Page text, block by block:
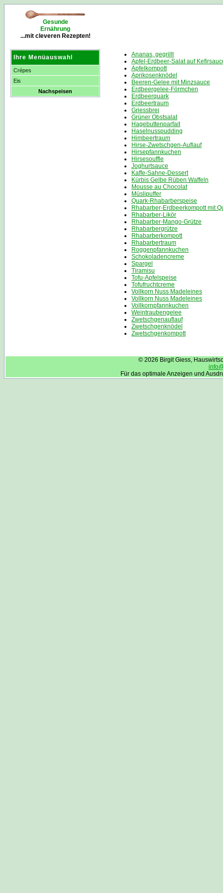
Gesunde
Ernährung
...mit cleveren Rezepten!
Ihre Menüauswahl
Crépes
Eis
Nachspeisen
Ananas, gegrillt
Apfel-Erdbeer-Salat auf
Apfelkompott
Aprikosenknödel
Beeren-Gelee mit Minzsauce
Erdbeergelee-Förmchen
Erdbeerquark
Erdbeertraum
Griessbrei
Grüner Obstsalat
Hagebuttenparfait
Haselnusspudding
Himbeertraum
Hirse-Zwetschgen-Auflauf
Hirsepfannkuchen
Hirsesouffle
Joghurtsauce
Kaffe-Sahne-Dessert
Kürbis Gelbe Rüben Waffeln
Mousse au Chocolat
Müslipuffer
Quark-Rhabarberspeise
Rhabarber-Erdbeerkompott mit
Rhabarber-Likör
Rhabarber-Mango-Grütze
Rhabarbergrütze
Rhabarberkompott
Rhabarbertraum
Roggenpfannkuchen
Schokoladencreme
Spargel
Tiramisu
Tofu-Apfelspeise
Tofufruchtcreme
Vollkorn Nuss Madeleines
Vollkorn Nuss Madeleines
Vollkornpfannkuchen
Weintraubengelee
Zwetschgenauflauf
Zwetschgenknödel
Zwetschgenkompott
© 2026 Birgit Giess,
Für das optimale Anzeigen und